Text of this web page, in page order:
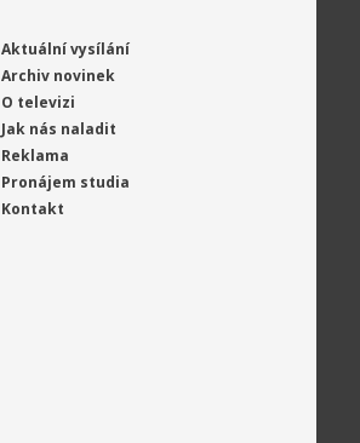
Aktuální vysílání
Archiv novinek
O televizi
Jak nás naladit
Reklama
Pronájem studia
Kontakt